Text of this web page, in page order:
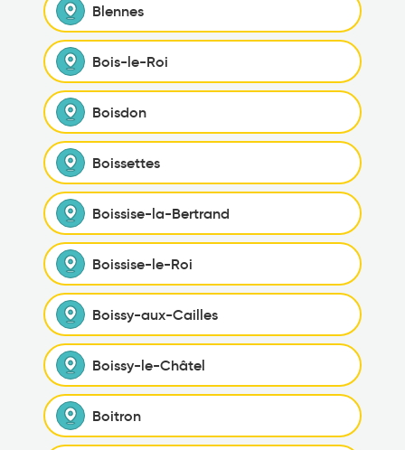
Blennes
Bois-le-Roi
Boisdon
Boissettes
Boissise-la-Bertrand
Boissise-le-Roi
Boissy-aux-Cailles
Boissy-le-Châtel
Boitron